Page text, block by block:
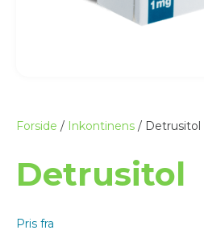
Forside / Inkontinens / Detrusitol
Detrusitol
Pris fra